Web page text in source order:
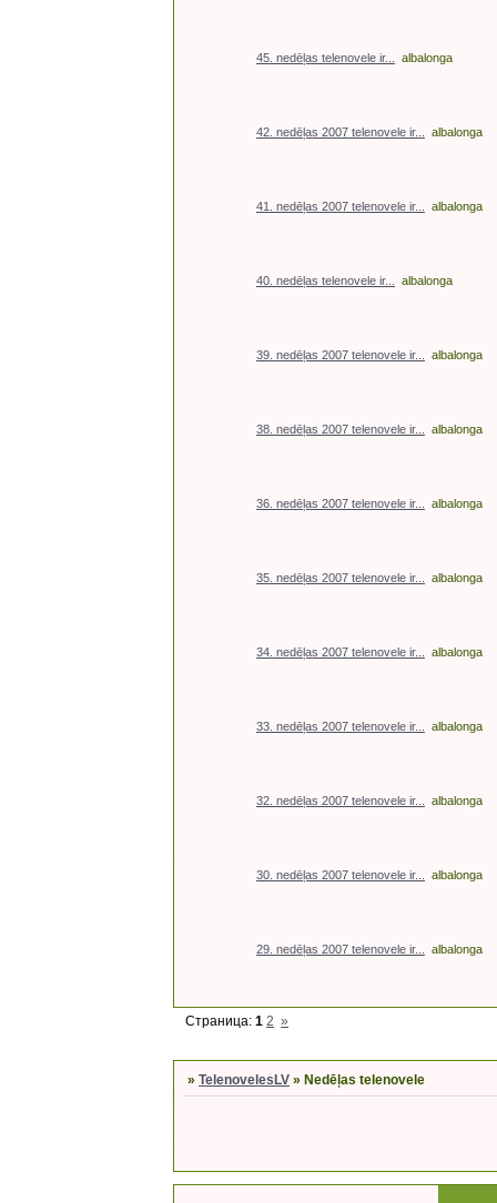
45. nedēļas telenovele ir... albalonga
42. nedēļas 2007 telenovele ir... albalonga
41. nedēļas 2007 telenovele ir... albalonga
40. nedēļas telenovele ir... albalonga
39. nedēļas 2007 telenovele ir... albalonga
38. nedēļas 2007 telenovele ir... albalonga
36. nedēļas 2007 telenovele ir... albalonga
35. nedēļas 2007 telenovele ir... albalonga
34. nedēļas 2007 telenovele ir... albalonga
33. nedēļas 2007 telenovele ir... albalonga
32. nedēļas 2007 telenovele ir... albalonga
30. nedēļas 2007 telenovele ir... albalonga
29. nedēļas 2007 telenovele ir... albalonga
Страница:1 2 »
»TelenovelesLV »Nedēļas telenovele